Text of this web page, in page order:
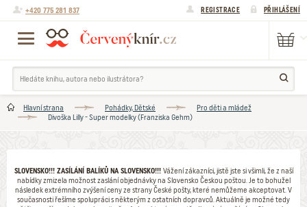
+420 775 281 837 REGISTRACE PŘIHLÁŠENÍ
Hlavní strana Pohádky, Dětské
Pro děti a mládež
Divoška Lilly - Super modelky (Franziska Gehm)
SLOVENSKO!!! ZASÍLÁNÍ BALÍKŮ NA SLOVENSKO!!! Vážení zákazníci, jistě jste si všimli, že z naší
nabídky zmizela možnost zaslání objednávky na Slovensko Českou poštou. Je to bohužel
následek extrémního zvýšení ceny ze strany České pošty, které nemůžeme akceptovat. V
současnosti řešíme spolupráci s některým z ostatních dopravců. Aktuálně je možné tedy